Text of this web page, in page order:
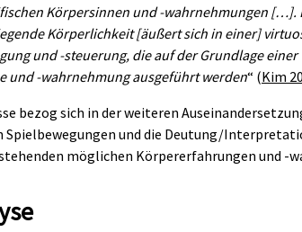
Körpersinnen und -wahrnehmungen […].
Körperlichkeit [äußert sich in einer]
und -steuerung, die auf der Grundlage
und -wahrnehmung ausgeführt werden“ (Kim
bezog sich in der weiteren
Spielbewegungen und die Deutung/
möglichen Körpererfahrungen und -